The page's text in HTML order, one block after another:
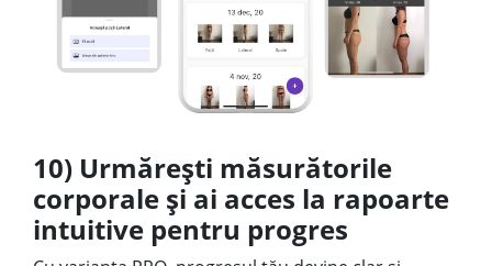
10) Urmărești măsurătorile
corporale și ai acces la rapoarte
intuitive pentru progres